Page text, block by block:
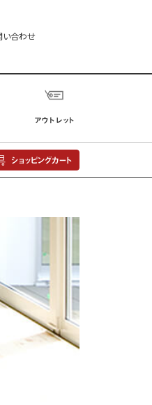
アウトレット
ショッピングカート
い合わせ